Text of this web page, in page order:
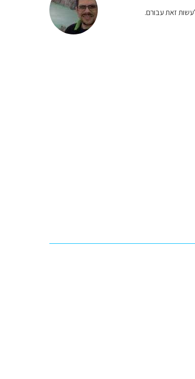
זאת עבורם.